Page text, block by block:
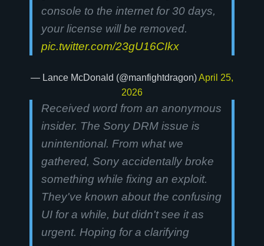
console to the internet for 30 days,
your license will be removed.
pic.twitter.com/23gU16CIkx
— Lance McDonald (@manfightdragon)April 25,
2026
Received word from an anonymous
insider. The Sony DRM issue is
unintentional. From what we
gathered, Sony accidentally broke
something while fixing an exploit.
They've known about the confusing
UI for a while, but didn't see it as
urgent. Hoping for a clarifying